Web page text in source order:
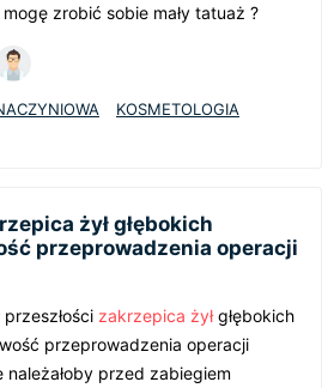
zrobić sobie mały tatuaż ?
KOSMETOLOGIA
żył głębokich
przeprowadzenia operacji
zakrzepica żyłgłębokich
przeprowadzenia operacji
przed zabiegiem